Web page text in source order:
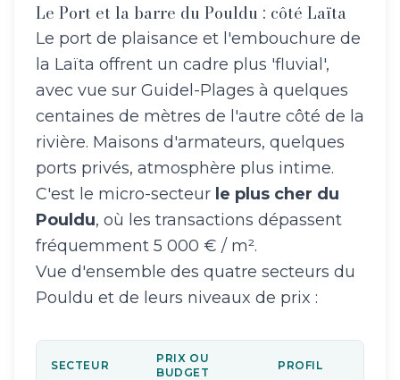
Le Port et la barre du Pouldu : côté Laïta
Le port de plaisance et l'embouchure de
la Laïta offrent un cadre plus 'fluvial',
avec vue sur Guidel-Plages à quelques
centaines de mètres de l'autre côté de la
rivière. Maisons d'armateurs, quelques
ports privés, atmosphère plus intime.
C'est le micro-secteur le plus cher du
Pouldu, où les transactions dépassent
fréquemment 5 000 € / m².
Vue d'ensemble des quatre secteurs du
Pouldu et de leurs niveaux de prix :
SECTEUR
PRIX OU
BUDGET
PROFIL